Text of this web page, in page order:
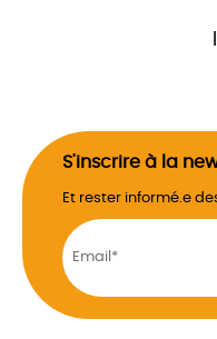
S'inscrire à la
Et rester informé.e